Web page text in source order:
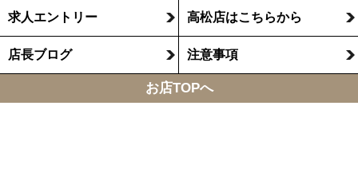
求人エントリー 高松店はこちらから
店長ブログ 注意事項
お店TOPへ